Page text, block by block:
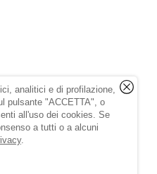
analitici e di profilazione,
pulsante "ACCETTA", o
all'uso dei cookies. Se
a tutti o a alcuni
.